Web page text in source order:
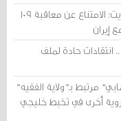
محكمة «أمن الدولة» في الكويت: الامتناع عن معاقبة 109
حادة لملف
مرتبط بـ"ولاية الفقيه"
أخرى في تخبط خليجي